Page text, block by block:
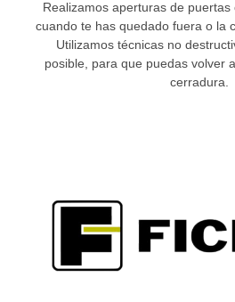
Realizamos aperturas de
cuando te has quedado fuera o la
Utilizamos técnicas no
posible, para que puedas volver
cerradura.